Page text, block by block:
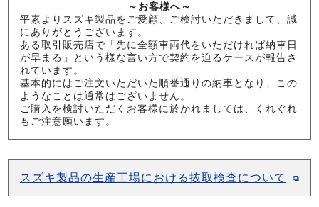
～お客様へ～
平素よりスズキ製品をご愛顧、ご検討いただきまして、誠
にありがとうございます。
ある取引販売店で「先に全額車両代をいただければ納車日
が早まる」という様な言い方で契約を迫るケースが報告さ
れています。
基本的にはご注文いただいた順番通りの納車となり、この
ようなことは通常はございません。
ご購入を検討いただくお客様に於かれましては、くれぐれ
もご注意願います。
スズキ製品の生産工場における抜取検査について